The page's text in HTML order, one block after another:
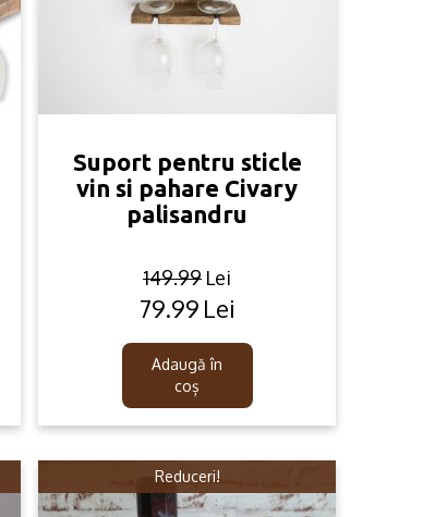
Suport pentru sticle
vin si pahare Civary
palisandru
149.99 Lei
Original
was:
149.99lei.
79.99 Lei
Current
is:
79.99lei.
Adaugă în
coș
Reduceri!